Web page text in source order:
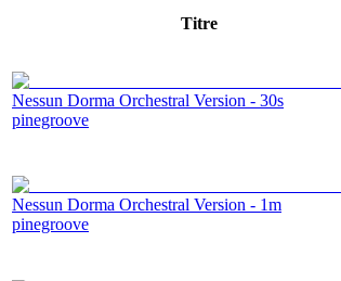
Titre
Nessun Dorma Orchestral Version - 30s
pinegroove
Nessun Dorma Orchestral Version - 1m
pinegroove